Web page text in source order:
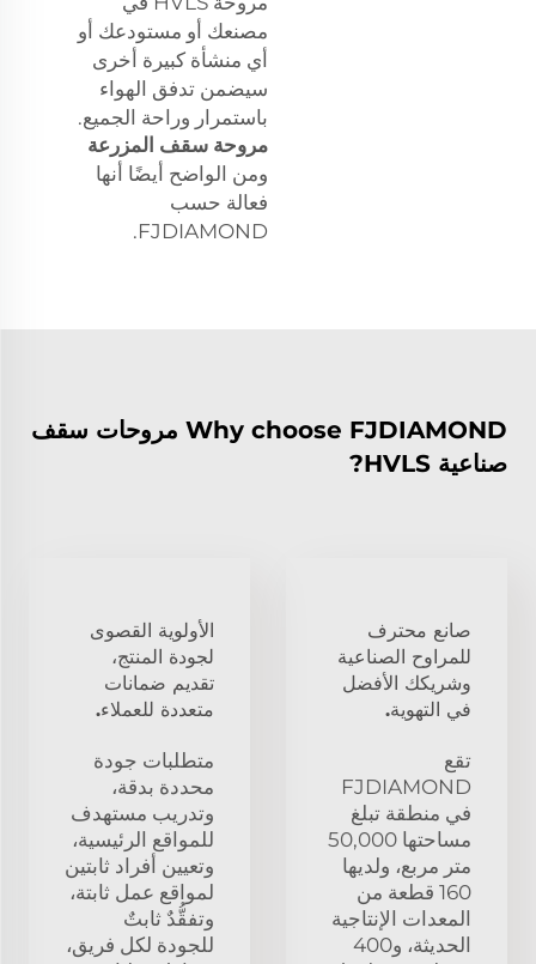
مصنعك أو مستودعك أو
أي منشأة كبيرة أخرى
سيضمن تدفق الهواء
باستمرار وراحة الجميع.
مروحة سقف المزرعة
ومن الواضح أيضًا أنها
فعالة حسب
FJDIAMOND.
Why choose FJDIAMOND مروحات سقف
صناعية HVLS?
صانع محترف
للمراوح الصناعية
وشريكك الأفضل
في التهوية.
تقع
FJDIAMOND
في منطقة تبلغ
مساحتها 50,000
متر مربع، ولديها
160 قطعة من
المعدات الإنتاجية
الحديثة، و400
الأولوية القصوى
لجودة المنتج،
تقديم ضمانات
متعددة للعملاء.
متطلبات جودة
محددة بدقة،
وتدريب مستهدف
للمواقع الرئيسية،
وتعيين أفراد ثابتين
لمواقع عمل ثابتة،
وتفقُّدٌ ثابتٌ
للجودة لكل فريق،